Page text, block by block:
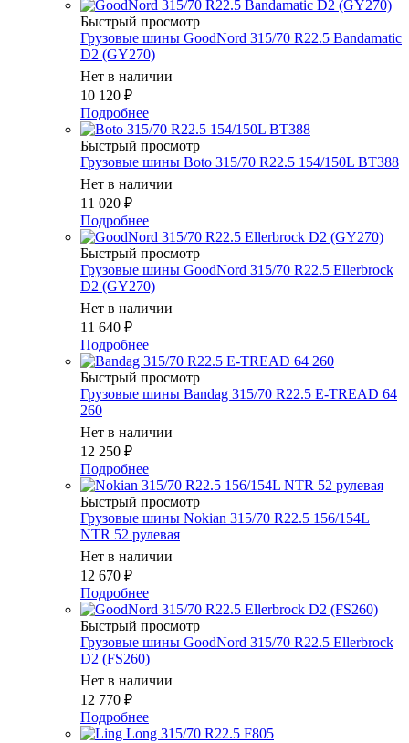
Быстрый просмотр
Грузовые шины GoodNord 315/70 R22.5 Bandamatic
D2 (GY270)
Нет в наличии
10 120 ₽
Подробнее
Быстрый просмотр
Грузовые шины Boto 315/70 R22.5 154/150L BT388
Нет в наличии
11 020 ₽
Подробнее
Быстрый просмотр
Грузовые шины GoodNord 315/70 R22.5 Ellerbrock
D2 (GY270)
Нет в наличии
11 640 ₽
Подробнее
Быстрый просмотр
Грузовые шины Bandag 315/70 R22.5 E-TREAD 64
260
Нет в наличии
12 250 ₽
Подробнее
Быстрый просмотр
Грузовые шины Nokian 315/70 R22.5 156/154L
NTR 52 рулевая
Нет в наличии
12 670 ₽
Подробнее
Быстрый просмотр
Грузовые шины GoodNord 315/70 R22.5 Ellerbrock
D2 (FS260)
Нет в наличии
12 770 ₽
Подробнее